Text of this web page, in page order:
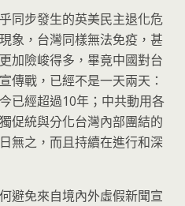
同步發生的英美民主退化危
象，台灣同樣無法免疫，甚
加險峻得多，畢竟中國對台
傳戰，已經不是一天兩天：
已經超過10年；中共動用各
促統與分化台灣內部團結的
無之，而且持續在進行和深
避免來自境內外虛假新聞宣